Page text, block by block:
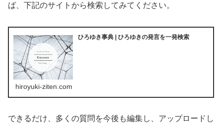
ば、下記のサイトから検索してみてください。
ひろゆき事典 | ひろゆきの発言を一発検索
hiroyuki-ziten.com
できるだけ、多くの質問を今後も編集し、アップロードし